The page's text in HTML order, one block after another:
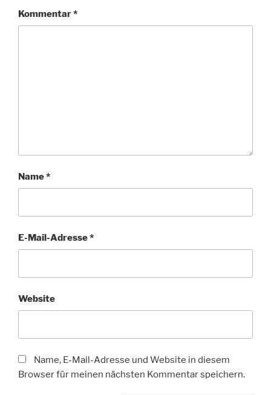
Kommentar*
Name*
E-Mail-Adresse*
Website
Name, E-Mail-Adresse und Website in diesem
Browser für meinen nächsten Kommentar speichern.